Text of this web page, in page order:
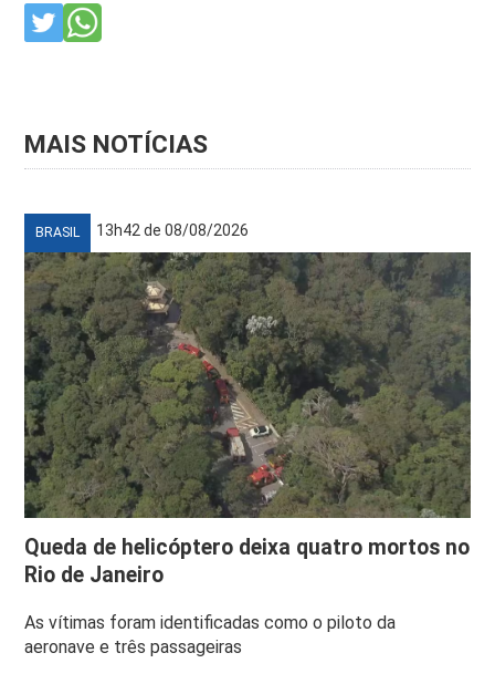
MAIS NOTÍCIAS
BRASIL 13h42 de 08/08/2026
Queda de helicóptero deixa quatro mortos no
Rio de Janeiro
As vítimas foram identificadas como o piloto da
aeronave e três passageiras